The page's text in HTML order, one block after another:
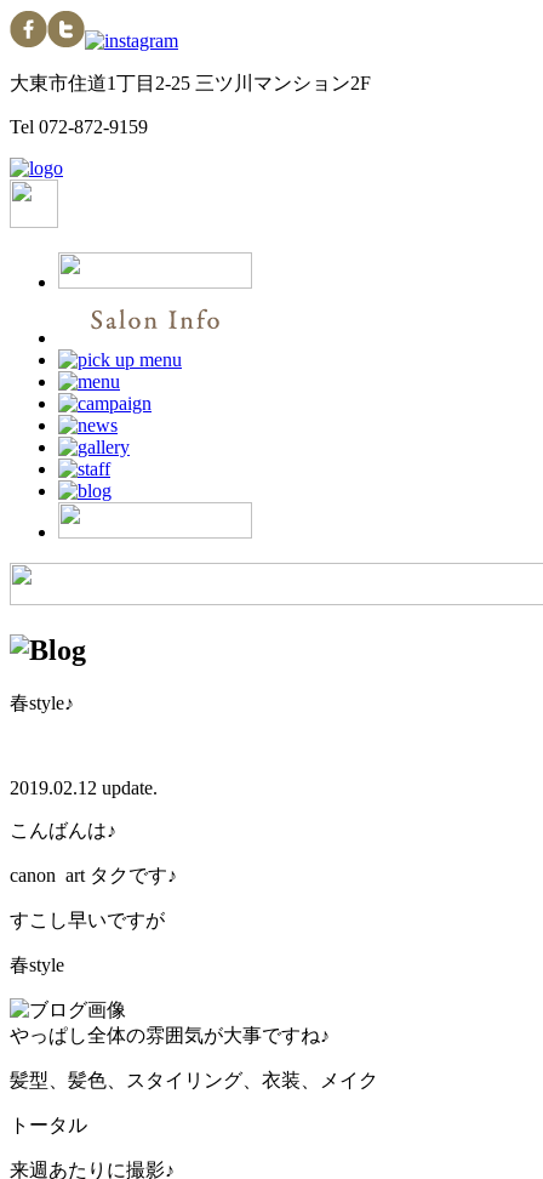
大東市住道1丁目2-25 三ツ川マンション2F
Tel 072-872-9159
春style♪
2019.02.12 update.
こんばんは♪
canon art タクです♪
すこし早いですが
春style
やっぱし全体の雰囲気が大事ですね♪
髪型、髪色、スタイリング、衣装、メイク
トータル
来週あたりに撮影♪